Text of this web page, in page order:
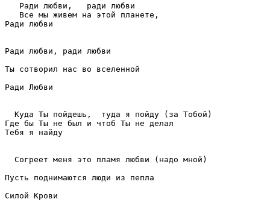
   Ради любви,   ради любви
   Все мы живем на этой планете,
Ради любви
Ради любви, ради любви
Ты сотворил нас во вселенной
Ради Любви
  Куда Ты пойдешь,  туда я пойду (за Тобой)
Где бы Ты не был и чтоб Ты не делал
Тебя я найду
  Согреет меня это пламя любви (надо мной)
Пусть поднимаются люди из пепла
Силой Крови